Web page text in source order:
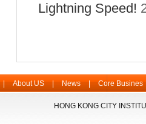
Lightning Speed!
| About US | News | Core Busines
HONG KONG CITY